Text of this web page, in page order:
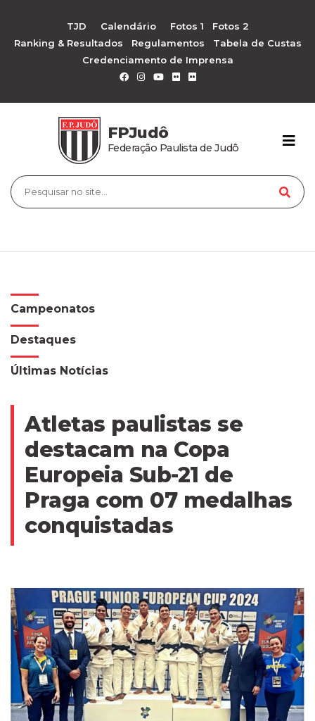
TJD Calendário Fotos 1
Fotos 2
Ranking & Resultados
Regulamentos
Tabela de Custas
Credenciamento de Imprensa
FPJudô
Federação Paulista de Judô
Campeonatos
Destaques
Últimas Notícias
Atletas paulistas se
destacam na Copa
Europeia Sub-21 de
Praga com 07 medalhas
conquistadas